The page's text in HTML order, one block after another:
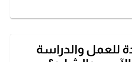
للعمل والدراسة